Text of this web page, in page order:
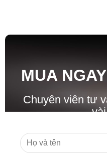
MUA
Chuyên viên tư